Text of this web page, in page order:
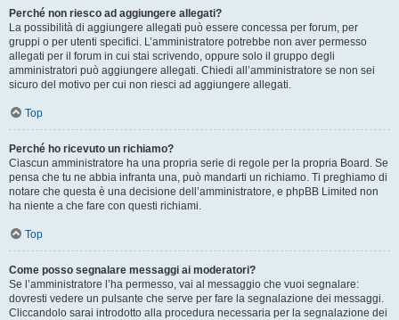
Perché non riesco ad aggiungere allegati?
La possibilità di aggiungere allegati può essere concessa per forum, per
gruppi o per utenti specifici. L’amministratore potrebbe non aver permesso
allegati per il forum in cui stai scrivendo, oppure solo il gruppo degli
amministratori può aggiungere allegati. Chiedi all’amministratore se non sei
sicuro del motivo per cui non riesci ad aggiungere allegati.
Top
Perché ho ricevuto un richiamo?
Ciascun amministratore ha una propria serie di regole per la propria Board. Se
pensa che tu ne abbia infranta una, può mandarti un richiamo. Ti preghiamo di
notare che questa è una decisione dell’amministratore, e phpBB Limited non
ha niente a che fare con questi richiami.
Top
Come posso segnalare messaggi ai moderatori?
Se l’amministratore l’ha permesso, vai al messaggio che vuoi segnalare:
dovresti vedere un pulsante che serve per fare la segnalazione dei messaggi.
Cliccandolo sarai introdotto alla procedura necessaria per la segnalazione dei